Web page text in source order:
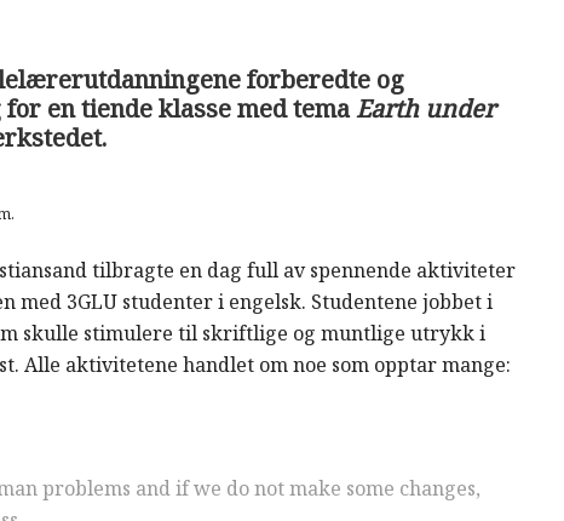
forberedte og
en tiende klasse med temaEarth under
tilbragte en dag full av spennende aktiviteter
med 3GLU studenter i engelsk. Studentene jobbet i
skulle stimulere til skriftlige og muntlige utrykk i
Alle aktivitetene handlet om noe som opptar mange:
problems and if we do not make some changes,